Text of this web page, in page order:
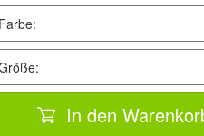
In den